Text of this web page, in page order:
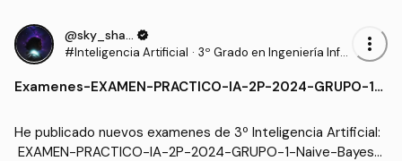
@sky_shadow
verified
#Inteligencia Artificial · 3º Grado en Ingeniería Infor
ware (US)
more_vert
Examenes-EXAMEN-PRACTICO-IA-2P-2024-GRUPO-1-
He publicado nuevos examenes de 3º Inteligencia Artificial:
EXAMEN-PRACTICO-IA-2P-2024-GRUPO-1-Naive-Bayes-